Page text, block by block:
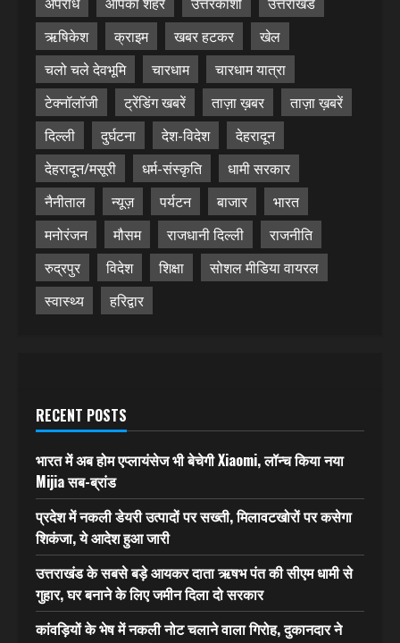
ऋषिकेश
क्राइम खबर हटकर
खेल
चलो चले देवभूमि
चारधाम
चारधाम यात्रा
टेक्नॉलॉजी
ट्रेंडिंग खबरें ताज़ा ख़बर
ताज़ा ख़बरें
दिल्ली
दुर्घटना देश-विदेश
देहरादून
देहरादून/मसूरी
धर्म-संस्कृति
धामी सरकार
नैनीताल
न्यूज़ पर्यटन बाजार
भारत
मनोरंजन
मौसम राजधानी दिल्ली
राजनीति
रुद्रपुर
विदेश शिक्षा
सोशल मीडिया वायरल
स्वास्थ्य
हरिद्वार
RECENT POSTS
भारत में अब होम एप्लायंसेज भी बेचेगी Xiaomi, लॉन्च किया नया
Mijia सब-ब्रांड
प्रदेश में नकली डेयरी उत्पादों पर सख्ती, मिलावटखोरों पर कसेगा
शिकंजा, ये आदेश हुआ जारी
उत्तराखंड के सबसे बड़े आयकर दाता ऋषभ पंत की सीएम धामी से
गुहार, घर बनाने के लिए जमीन दिला दो सरकार
कांवड़ियों के भेष में नकली नोट चलाने वाला गिरोह, दुकानदार ने